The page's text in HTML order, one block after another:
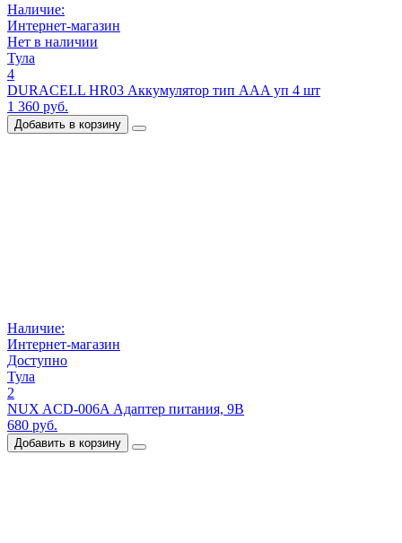
Наличие:
Интернет-магазин
Нет в наличии
Тула
4
DURACELL HR03 Аккумулятор тип AAA уп 4 шт
1 360 руб.
Добавить в корзину
Наличие:
Интернет-магазин
Доступно
Тула
2
NUX ACD-006A Адаптер питания, 9В
680 руб.
Добавить в корзину